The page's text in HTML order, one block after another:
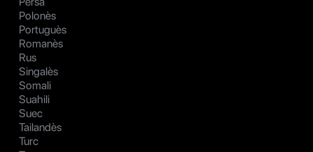
Polonès
Portuguès
Romanès
Rus
Singalès
Somali
Suahili
Suec
Tailandès
Turc